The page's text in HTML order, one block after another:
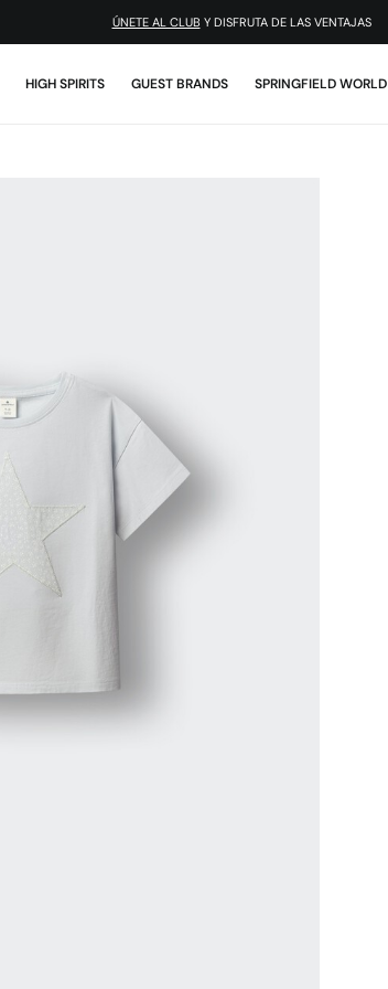
¡DESCARGA LA APP!
HIGH SPIRITS GUEST BRANDS SPRINGFIELD WORLD